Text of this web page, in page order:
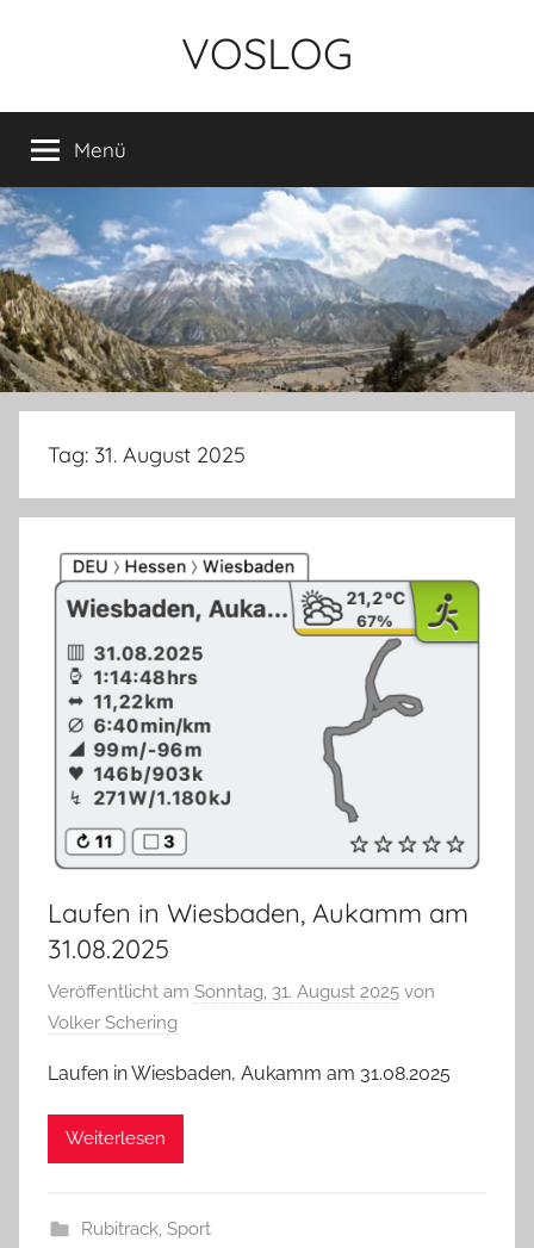
VOSLOG
Menü
Tag: 31. August 2025
Laufen in Wiesbaden, Aukamm am
31.08.2025
Veröffentlicht am Sonntag, 31. August 2025 von
Volker Schering
Laufen in Wiesbaden, Aukamm am 31.08.2025
Weiterlesen
Rubitrack, Sport